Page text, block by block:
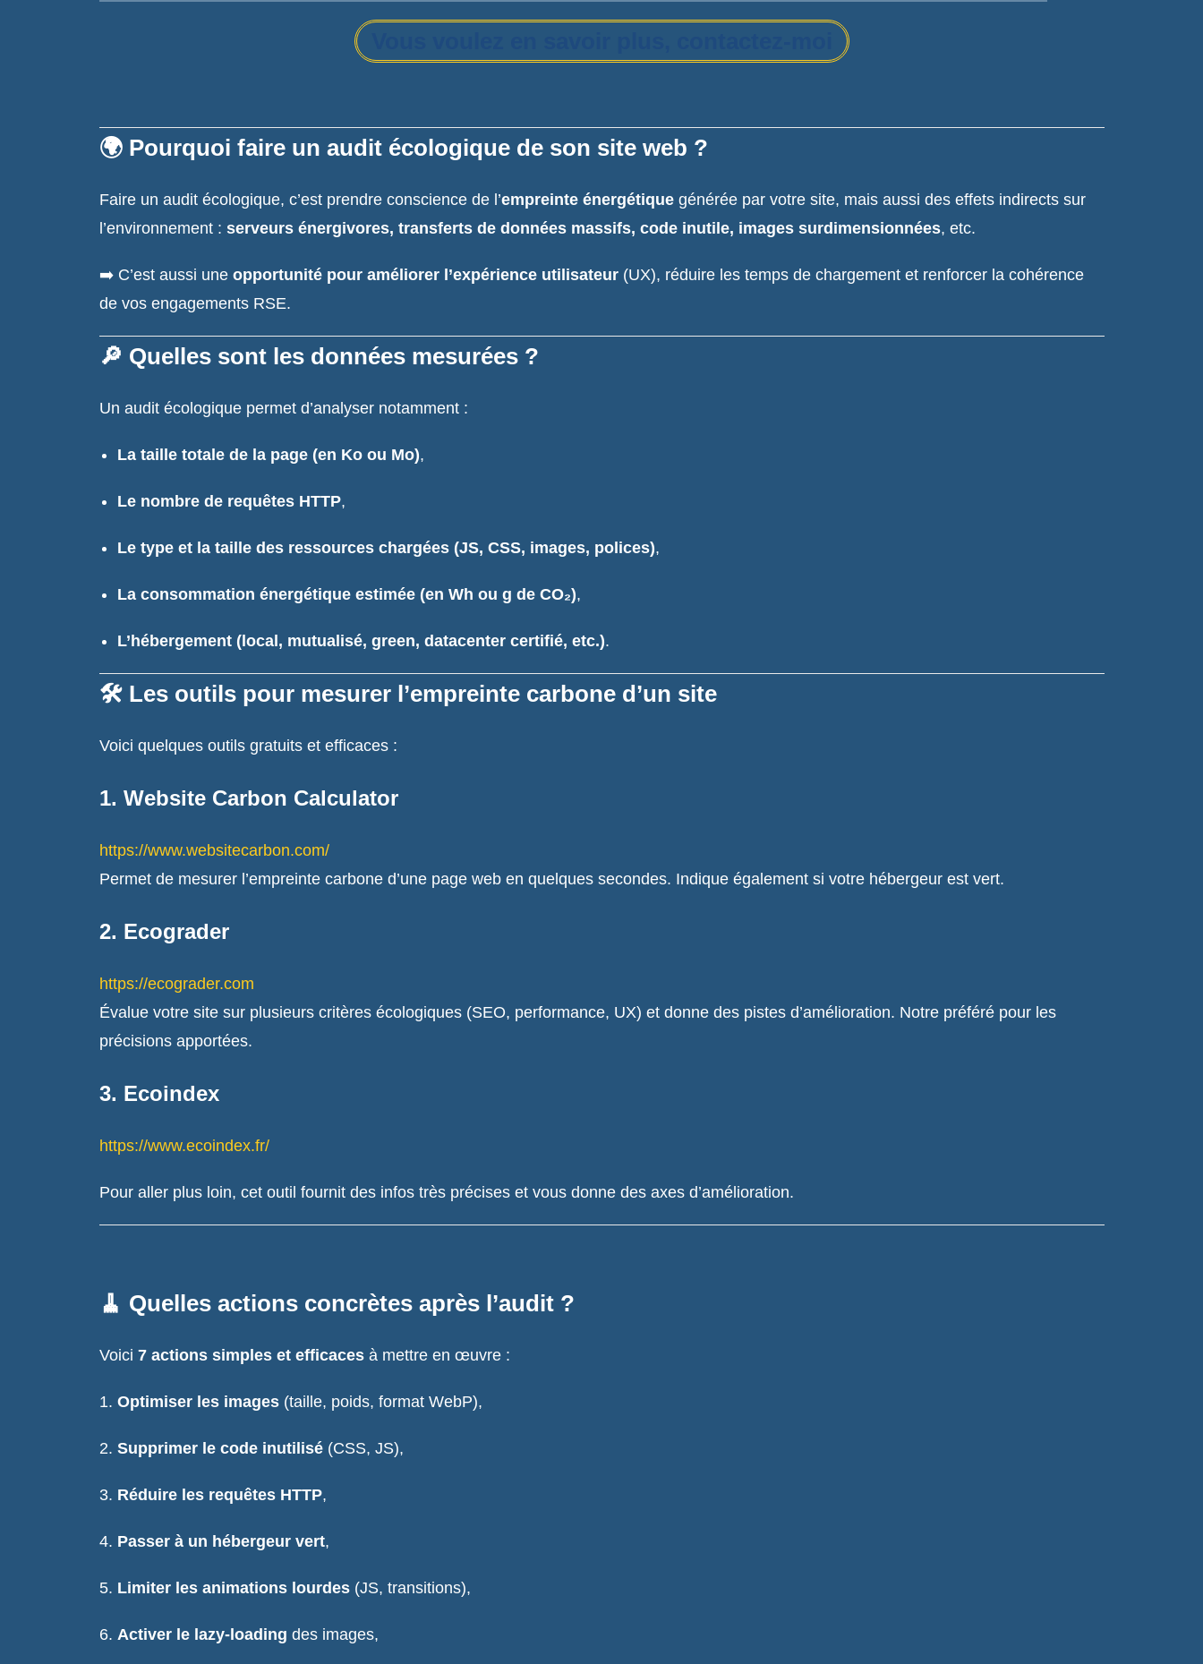
🌍 Pourquoi faire un audit écologique de son site web ?
Faire un audit écologique, c’est prendre conscience de l’empreinte énergétiquegénérée par votre site, mais aussi des effets indirects sur
l’environnement : serveurs énergivores, transferts de données massifs, code inutile, images surdimensionnées, etc.
➡️ C’est aussi une opportunité pour améliorer l’expérience utilisateur(UX), réduire les temps de chargement et renforcer la cohérence
de vos engagements RSE.
🔎 Quelles sont les données mesurées ?
Un audit écologique permet d’analyser notamment :
La taille totale de la page (en Ko ou Mo),
Le nombre de requêtes HTTP,
Le type et la taille des ressources chargées (JS, CSS, images, polices),
La consommation énergétique estimée (en Wh ou g de CO₂),
L’hébergement (local, mutualisé, green, datacenter certifié, etc.).
🛠️ Les outils pour mesurer l’empreinte carbone d’un site
Voici quelques outils gratuits et efficaces :
1. Website Carbon Calculator
https://www.websitecarbon.com/
Permet de mesurer l’empreinte carbone d’une page web en quelques secondes. Indique également si votre hébergeur est vert.
2. Ecograder
https://ecograder.com
Évalue votre site sur plusieurs critères écologiques (SEO, performance, UX) et donne des pistes d’amélioration. Notre préféré pour les
précisions apportées.
3. Ecoindex
https://www.ecoindex.fr/
Pour aller plus loin, cet outil fournit des infos très précises et vous donne des axes d’amélioration.
🧹 Quelles actions concrètes après l’audit ?
Voici 7 actions simples et efficacesà mettre en œuvre :
Optimiser les images(taille, poids, format WebP),
Supprimer le code inutilisé(CSS, JS),
Réduire les requêtes HTTP,
Passer à un hébergeur vert,
Limiter les animations lourdes(JS, transitions),
Activer le lazy-loading des images,